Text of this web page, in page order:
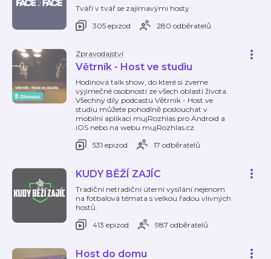
Tváří v tvář se zajímavými hosty
305 epizod
280 odběratelů
Zpravodajství
Větrník - Host ve studiu
Hodinová talk show, do které si zveme
výjimečné osobnosti ze všech oblastí života.
Všechny díly podcastu Větrník - Host ve
studiu můžete pohodlně poslouchat v
mobilní aplikaci mujRozhlas pro Android a
iOS nebo na webu mujRozhlas.cz.
531 epizod
17 odběratelů
KUDY BĚŽÍ ZAJÍC
Tradiční netradiční úterní vysílání nejenom
na fotbalová témata s velkou řadou vlivných
hostů.
413 epizod
987 odběratelů
Host do domu